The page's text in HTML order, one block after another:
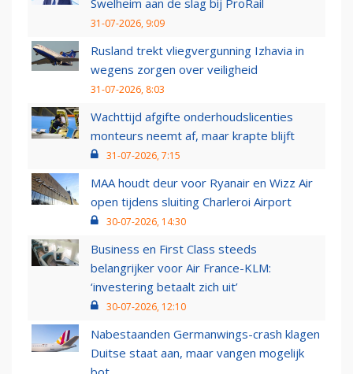
Swelheim aan de slag bij ProRail
31-07-2026, 9:09
Rusland trekt vliegvergunning Izhavia in
wegens zorgen over veiligheid
31-07-2026, 8:03
Wachttijd afgifte onderhoudslicenties
monteurs neemt af, maar krapte blijft
31-07-2026, 7:15
MAA houdt deur voor Ryanair en Wizz Air
open tijdens sluiting Charleroi Airport
30-07-2026, 14:30
Business en First Class steeds
belangrijker voor Air France-KLM:
‘investering betaalt zich uit’
30-07-2026, 12:10
Nabestaanden Germanwings-crash klagen
Duitse staat aan, maar vangen mogelijk